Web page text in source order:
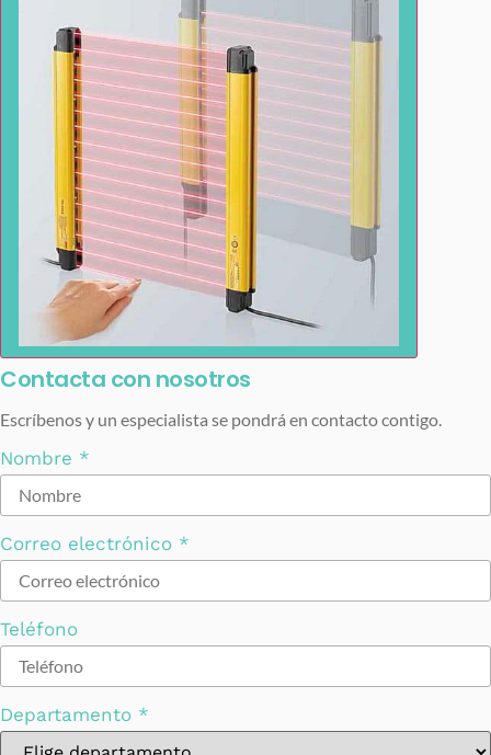
Contacta con nosotros
Escríbenos y un especialista se pondrá en contacto contigo.
Nombre *
Correo electrónico *
Teléfono
Departamento *